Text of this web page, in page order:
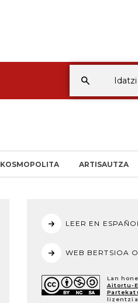
KOSMOPOLITA ARTISAUTZA
LEER EN
WEB BERTSIOA
Lan
Aitortu-
lizentzia